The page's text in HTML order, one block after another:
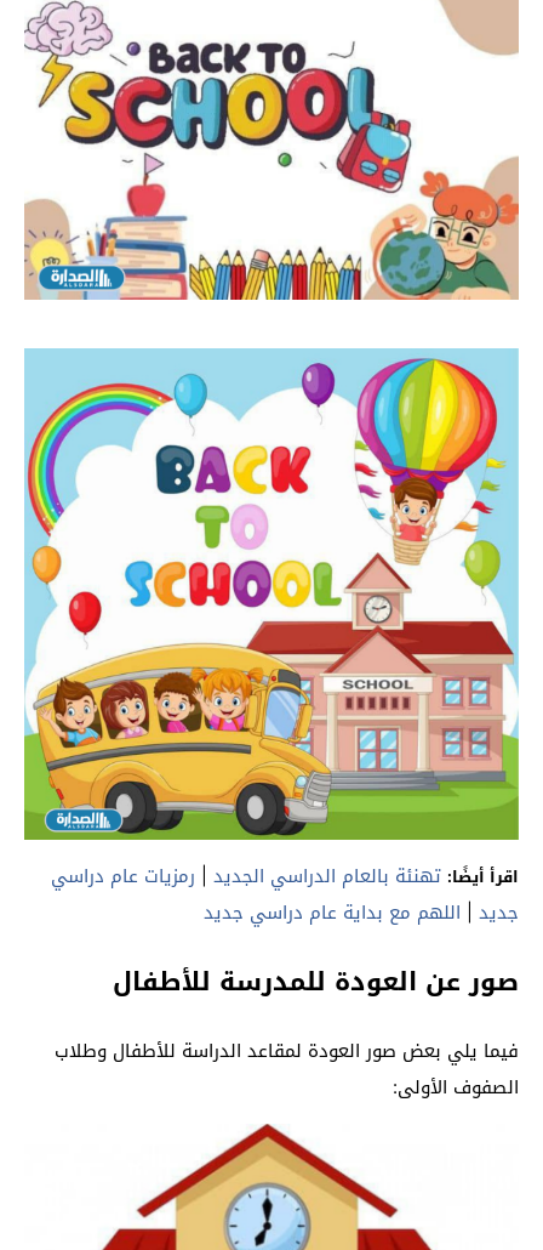
اقرأ أيضًا: تهنئة بالعام الدراسي الجديد | رمزيات عام دراسي
جديد | اللهم مع بداية عام دراسي جديد
صور عن العودة للمدرسة للأطفال
فيما يلي بعض صور العودة لمقاعد الدراسة للأطفال وطلاب
الصفوف الأولى: